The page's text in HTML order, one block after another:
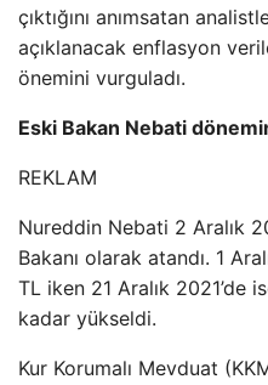
çıktığını anımsatan
açıklanacak enflasyon
önemini vurguladı.
Eski Bakan Nebati
REKLAM
Nureddin Nebati 2 Aralık
Bakanı olarak atandı. 1
TL iken 21 Aralık 2021’de
kadar yükseldi.
Kur Korumalı Mevduat